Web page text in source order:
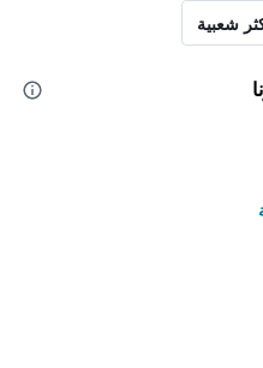
شعبية